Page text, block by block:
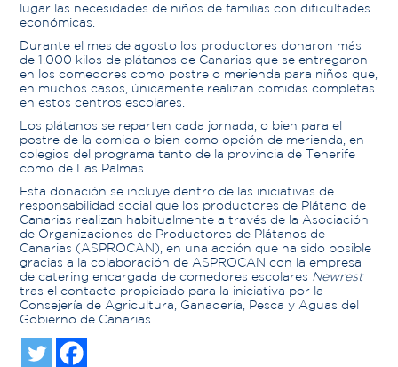
lugar las necesidades de niños de familias con dificultades
económicas.
Durante el mes de agosto los productores donaron más
de 1.000 kilos de plátanos de Canarias que se entregaron
en los comedores como postre o merienda para niños que,
en muchos casos, únicamente realizan comidas completas
en estos centros escolares.
Los plátanos se reparten cada jornada, o bien para el
postre de la comida o bien como opción de merienda, en
colegios del programa tanto de la provincia de Tenerife
como de Las Palmas.
Esta donación se incluye dentro de las iniciativas de
responsabilidad social que los productores de Plátano de
Canarias realizan habitualmente a través de la Asociación
de Organizaciones de Productores de Plátanos de
Canarias (ASPROCAN), en una acción que ha sido posible
gracias a la colaboración de ASPROCAN con la empresa
de catering encargada de comedores escolares Newrest
tras el contacto propiciado para la iniciativa por la
Consejería de Agricultura, Ganadería, Pesca y Aguas del
Gobierno de Canarias.